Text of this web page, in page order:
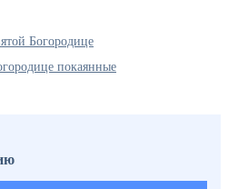
Богородице
покаянные